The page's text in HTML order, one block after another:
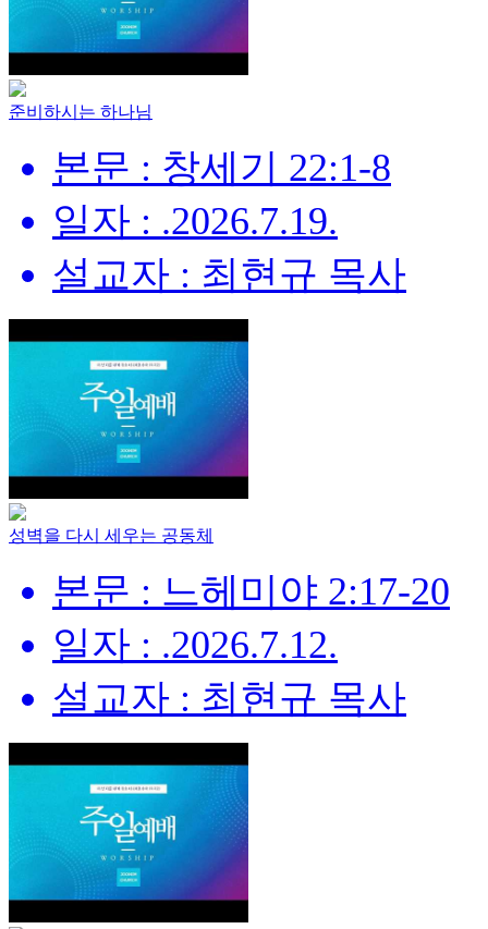
준비하시는 하나님
본문 : 창세기 22:1-8
일자 : .2026.7.19.
설교자 : 최현규 목사
성벽을 다시 세우는 공동체
본문 : 느헤미야 2:17-20
일자 : .2026.7.12.
설교자 : 최현규 목사